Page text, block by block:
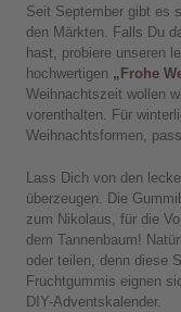
Seit September gibt es
den Märkten. Falls Du
hast, probiere unseren
hochwertigen „Frohe
Weihnachtszeit wollen
vorenthalten. Für
Weihnachtsformen,
Lass Dich von den
überzeugen. Die
zum Nikolaus, für die
dem Tannenbaum!
oder teilen, denn diese
Fruchtgummis eignen
DIY-Adventskalender.